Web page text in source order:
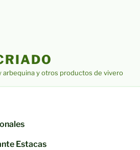
arbequina y otros productos de vivero
Estacas